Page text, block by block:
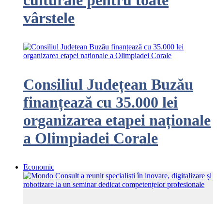
vârstele
Consiliul Județean Buzău
finanțează cu 35.000 lei
organizarea etapei naționale
a Olimpiadei Corale
Economic